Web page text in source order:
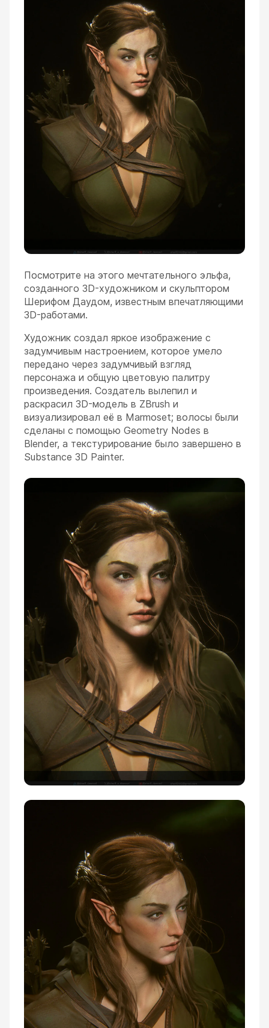
Посмотрите на этого мечтательного эльфа,
созданного 3D-художником и скульптором
Шерифом Даудом, известным впечатляющими
3D-работами.
Художник создал яркое изображение с
задумчивым настроением, которое умело
передано через задумчивый взгляд
персонажа и общую цветовую палитру
произведения. Создатель вылепил и
раскрасил 3D-модель в ZBrush и
визуализировал её в Marmoset; волосы были
сделаны с помощью Geometry Nodes в
Blender, а текстурирование было завершено в
Substance 3D Painter.